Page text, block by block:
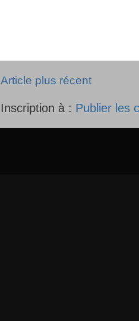
Article plus récent
Inscription à : Publier les